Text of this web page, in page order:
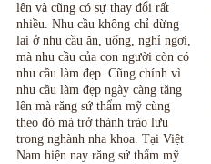
lên và cũng có sự thay đổi rất
nhiều. Nhu cầu không chỉ dừng
lại ở nhu cầu ăn, uống, nghỉ ngơi,
mà nhu cầu của con người còn có
nhu cầu làm đẹp. Cũng chính vì
nhu cầu làm đẹp ngày càng tăng
lên mà răng sứ thẩm mỹ cùng
theo đó mà trở thành trào lưu
trong nghành nha khoa. Tại Việt
Nam hiện nay răng sứ thẩm mỹ